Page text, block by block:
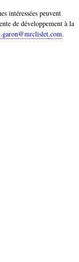
intéressées peuvent
de développement à la
.com.